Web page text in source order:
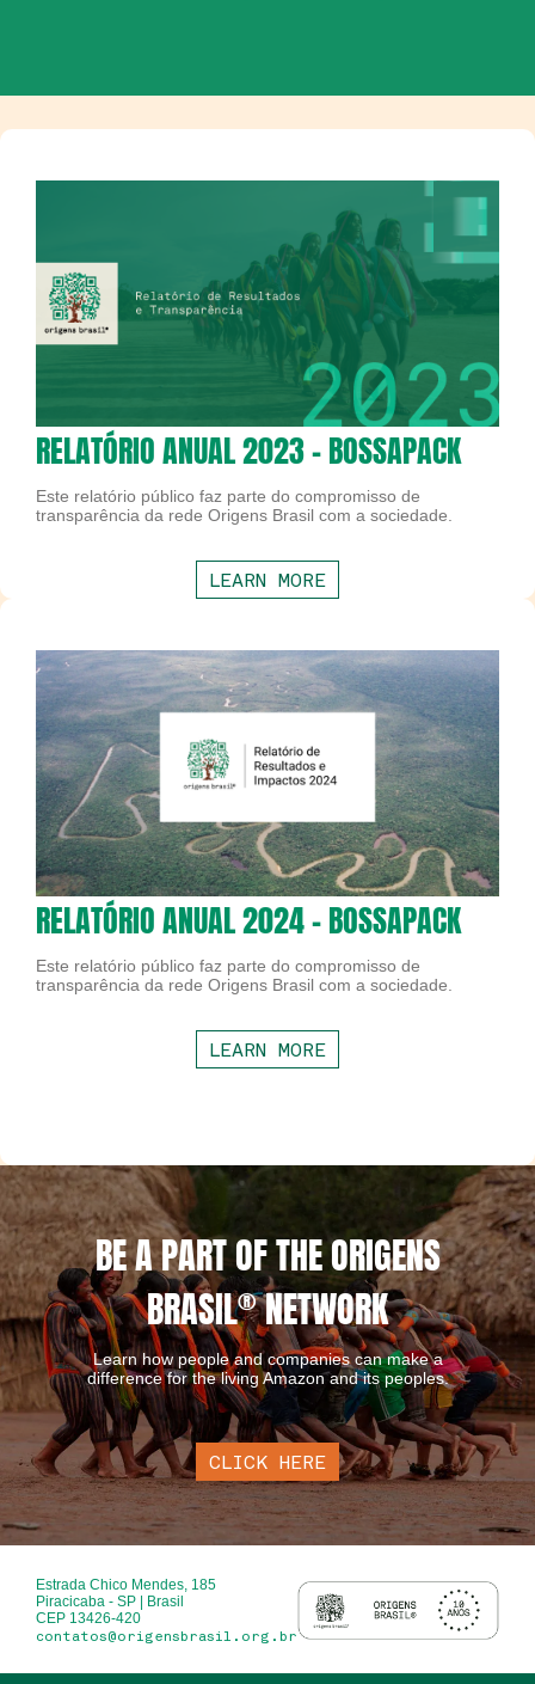
RELATÓRIO ANUAL 2023 - BOSSAPACK
Este relatório público faz parte do compromisso de
transparência da rede Origens Brasil com a sociedade.
LEARN MORE
RELATÓRIO ANUAL 2024 - BOSSAPACK
Este relatório público faz parte do compromisso de
transparência da rede Origens Brasil com a sociedade.
LEARN MORE
BE A PART OF THE ORIGENS
BRASIL®NETWORK
Learn how people and companies can make a
difference for the living Amazon and its peoples.
CLICK HERE
Estrada Chico Mendes, 185
Piracicaba - SP | Brasil
CEP 13426-420
contatos@origensbrasil.org.br